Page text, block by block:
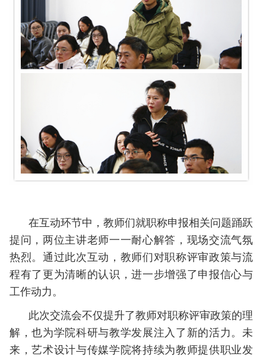
在互动环节中，教师们就职称申报相关问题踊跃
提问，两位主讲老师一一耐心解答，现场交流气氛
热烈。通过此次互动，教师们对职称评审政策与流
程有了更为清晰的认识，进一步增强了申报信心与
工作动力。
此次交流会不仅提升了教师对职称评审政策的理
解，也为学院科研与教学发展注入了新的活力。未
来，艺术设计与传媒学院将持续为教师提供职业发